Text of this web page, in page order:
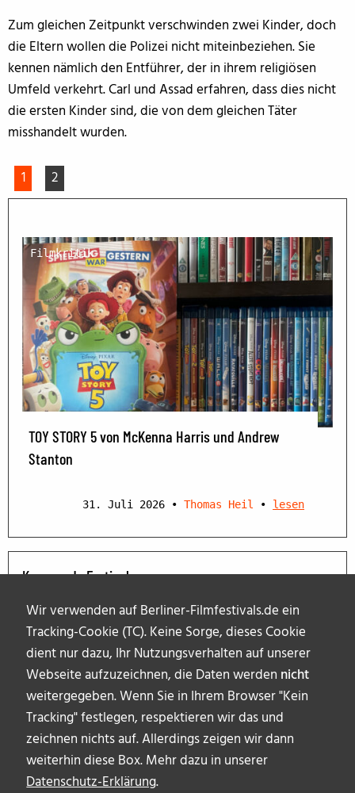
Wir verwenden auf Berliner-Filmfestivals.de ein
Tracking-Cookie (TC). Keine Sorge, dieses Cookie
dient nur dazu, Ihr Nutzungsverhalten auf unserer
Webseite aufzuzeichnen, die Daten werden nicht
weitergegeben. Wenn Sie in Ihrem Browser "Kein
Tracking" festlegen, respektieren wir das und
zeichnen nichts auf. Allerdings zeigen wir dann
weiterhin diese Box. Mehr dazu in unserer
Datenschutz-Erklärung.
Zum gleichen Zeitpunkt verschwinden zwei Kinder, doch
die Eltern wollen die Polizei nicht miteinbeziehen. Sie
kennen nämlich den Entführer, der in ihrem religiösen
Umfeld verkehrt. Carl und Assad erfahren, dass dies nicht
die ersten Kinder sind, die von dem gleichen Täter
misshandelt wurden.
1 2
Filmkritik
TOY STORY 5 von McKenna Harris und Andrew
Stanton
31. Juli 2026 • Thomas Heil • lesen
Kommende Festivals